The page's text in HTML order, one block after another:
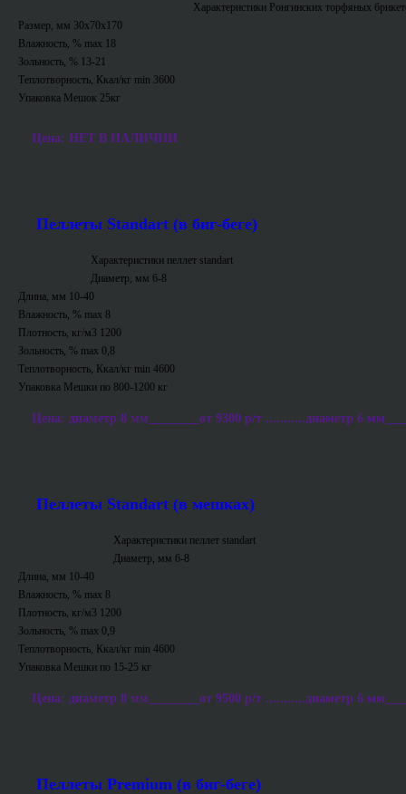
Характеристики Ронгинских торфяных
Размер, мм 30х70х170
Влажность, % max 18
Зольность, % 13-21
Теплотворность, Ккал/кг min 3600
Упаковка Мешок 25кг
Цена: НЕТ В НАЛИЧИИ
Пеллеты Standart (в биг-беге)
Характеристики пеллет standart
Диаметр, мм 6-8
Длина, мм 10-40
Влажность, % max 8
Плотность, кг/м3 1200
Зольность, % max 0,8
Теплотворность, Ккал/кг min 4600
Упаковка Мешки по 800-1200 кг
Цена: диаметр 8 мм________от 9300 р/т ...........диаметр 6
Пеллеты Standart (в мешках)
Характеристики пеллет standart
Диаметр, мм 6-8
Длина, мм 10-40
Влажность, % max 8
Плотность, кг/м3 1200
Зольность, % max 0,9
Теплотворность, Ккал/кг min 4600
Упаковка Мешки по 15-25 кг
Цена: диаметр 8 мм________от 9500 р/т ...........диаметр 6
Пеллеты Premium (в биг-беге)